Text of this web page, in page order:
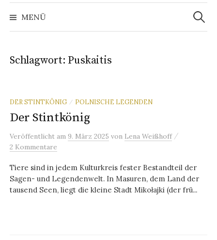
MENÜ
Suchen
nach:
Schlagwort: Puskaitis
DER STINTKÖNIG / POLNISCHE LEGENDEN
Der Stintkönig
Veröffentlicht am 9. März 2025 von Lena Weißhoff /
2 Kommentare
Tiere sind in jedem Kulturkreis fester Bestandteil der
Sagen- und Legendenwelt. In Masuren, dem Land der
tausend Seen, liegt die kleine Stadt Mikołajki (der frü...